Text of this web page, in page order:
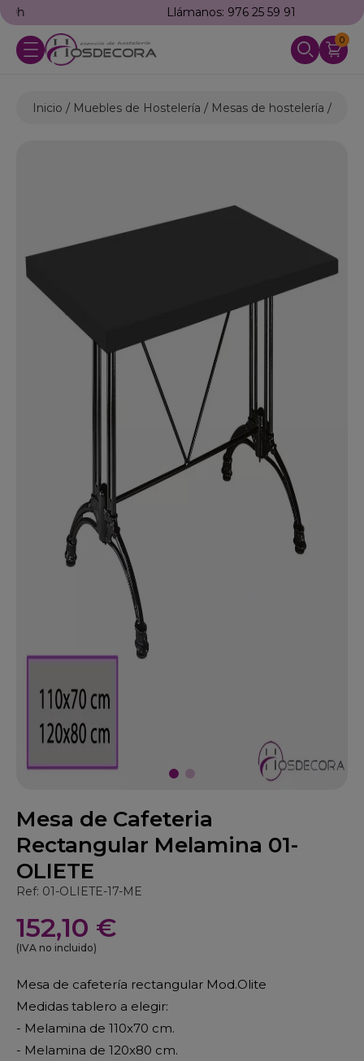
Llámanos: 976 25 59 91
0
Inicio Muebles de Hostelería Mesas de hostelería
Mesa de Cafeteria
Rectangular Melamina 01-
OLIETE
Ref: 01-OLIETE-17-ME
152,10 €
(IVA no incluido)
Mesa de cafetería rectangular Mod.Olite
Medidas tablero a elegir:
- Melamina de 110x70 cm.
- Melamina de 120x80 cm.